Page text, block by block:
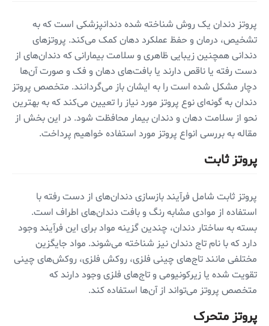
پروتز دندان یک روش شناخته شده دندانپزشکی است که به
تشخیص، درمان و حفظ عملکرد دهان کمک می‌کند. پروتزهای
دندانی همچنین زیبایی ظاهری و سلامت بیمارانی که دندان‌های از
دست رفته یا ناقص دارند یا بافت‌های دهان و فک و صورت آن‌ها
دچار مشکل شده است را به ایشان باز می‌گردانند. متخصص پروتز
دندان به گونه‌ای نوع پروتز مورد نیاز را تعیین می‌کند که به بهترین
نحو از سلامت دهان و دندان بیمار محافظت شود. در این بخش از
مقاله به بررسی انواع پروتز مورد استفاده خواهیم پرداخت.
پروتز ثابت
پروتز ثابت شامل فرآیند بازسازی دندان‌های از دست رفته با
استفاده از موادی مشابه رنگ و بافت دندان‌های اطراف است.
بسته به ساختار دندان، چندین گزینه مواد برای این فرآیند وجود
دارد که با نام تاج دندان نیز شناخته می‌شوند. مواد جایگزین
مختلفی مانند تاج‌های چینی فلزی، روکش فلزی، روکش‌های چینی
تقویت شده یا زیرکونیومی و تاج‌های فلزی وجود دارند که
متخصص پروتز می‌تواند از آن‌ها استفاده کند.
پروتز متحرک